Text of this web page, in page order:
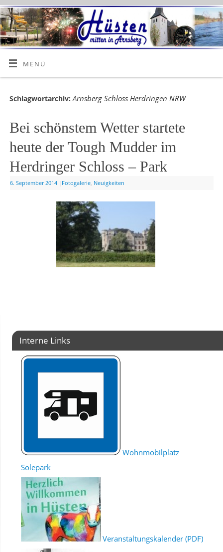
MENÜ
Schlagwortarchiv:Arnsberg Schloss Herdringen NRW
Bei schönstem Wetter startete
heute der Tough Mudder im
Herdringer Schloss – Park
6. September 2014 Fotogalerie, Neuigkeiten
Interne Links
Wohnmobilplatz
Solepark
Veranstaltungskalender (PDF)